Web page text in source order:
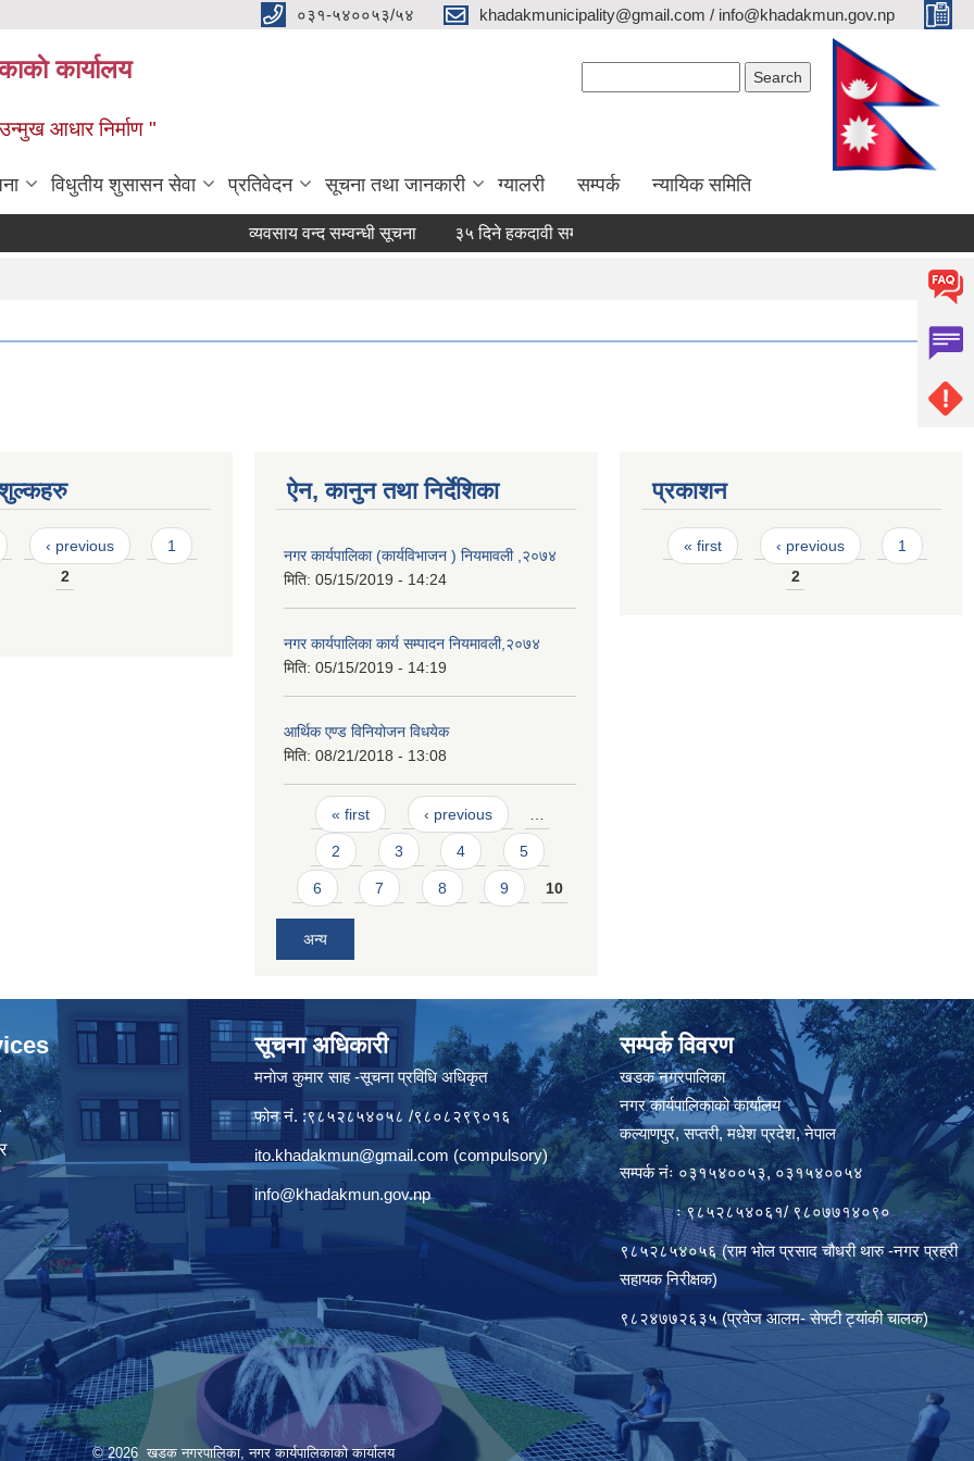
०३१-५४००५३/५४ khadakmunicipality@gmail.com / info@khadakmun.gov.np
कार्यालय
आधार निर्माण "
विधुतीय शुसासन सेवा प्रतिवेदन सूचना तथा जानकारी ग्यालरी सम्पर्क न्यायिक समिति
व्यवसाय वन्द सम्वन्धी सूचना ३५ दिने हकदावी सम्वन्धी सार्वजनिक सूचना
‹ previous
1
2
ऐन, कानुन तथा निर्देशिका
नगर कार्यपालिका (कार्यविभाजन ) नियमावली ,२०७४
मिति: 05/15/2019 - 14:24
नगर कार्यपालिका कार्य सम्पादन नियमावली,२०७४
मिति: 05/15/2019 - 14:19
आर्थिक एण्ड विनियोजन विधयेक
मिति: 08/21/2018 - 13:08
Pages
« first ‹ previous …
2 3 4 5
6 7 8 9 10
अन्य
प्रकाशन
Pages
« first ‹ previous
1
2
सूचना अधिकारी
मनाेज कुमार साह -सूचना प्रविधि अधिकृत
फोन नं. :९८५२८५४०५८ /९८०८२९९०१६
ito.khadakmun@gmail.com (compulsory)
info@khadakmun.gov.np
सम्पर्क विवरण
खडक नगरपालिका
नगर कार्यपालिकाको कार्यालय
कल्याणपुर, सप्तरी, मधेश प्रदेश, नेपाल
सम्पर्क नंः ०३१५४००५३, ०३१५४००५४
ः ९८५२८५४०६१/ ९८०७७१४०९०
९८५२८५४०५६ (राम भोल प्रसाद चौधरी थारु -नगर प्रहरी
सहायक निरीक्षक)
९८२४७७२६३५ (प्रवेज आलम- सेफ्टी ट्यांकी चालक)
© 2026 खडक नगरपालिका, नगर कार्यपालिकाकाे कार्यालय